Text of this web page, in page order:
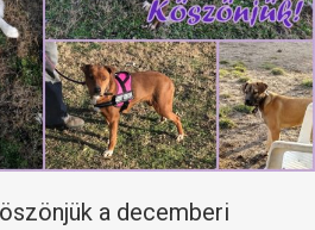
a decemberi